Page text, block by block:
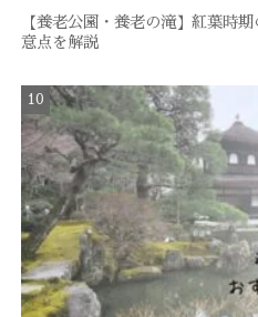
【養老公園・養老の滝】紅葉時
意点を解説